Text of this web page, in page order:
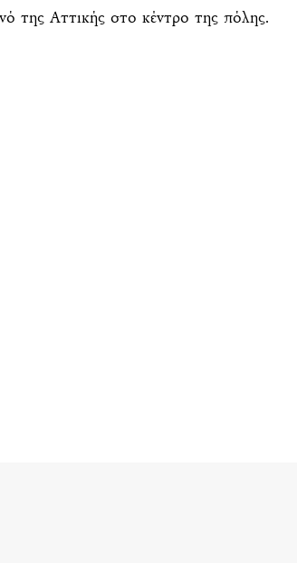
της Αττικής στο κέντρο της πόλης.